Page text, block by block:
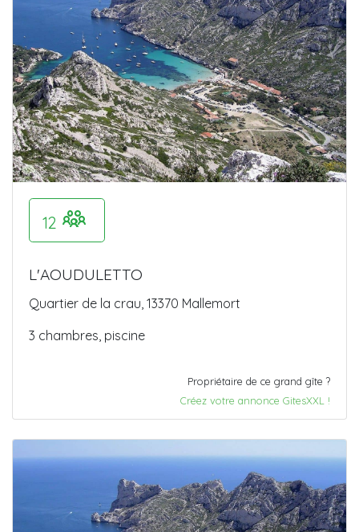
12
L'AOUDULETTO
Quartier de la crau, 13370 Mallemort
3 chambres, piscine
Propriétaire de ce grand gîte ?
Créez votre annonce GitesXXL !